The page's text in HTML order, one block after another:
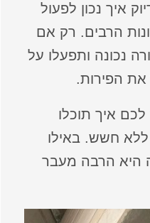
איך נכון לפעול
הרבים. רק אם
נכונה ותפעלו על
את הפירות.
איך תוכלו
חשש. באילו
היא הרבה מעבר